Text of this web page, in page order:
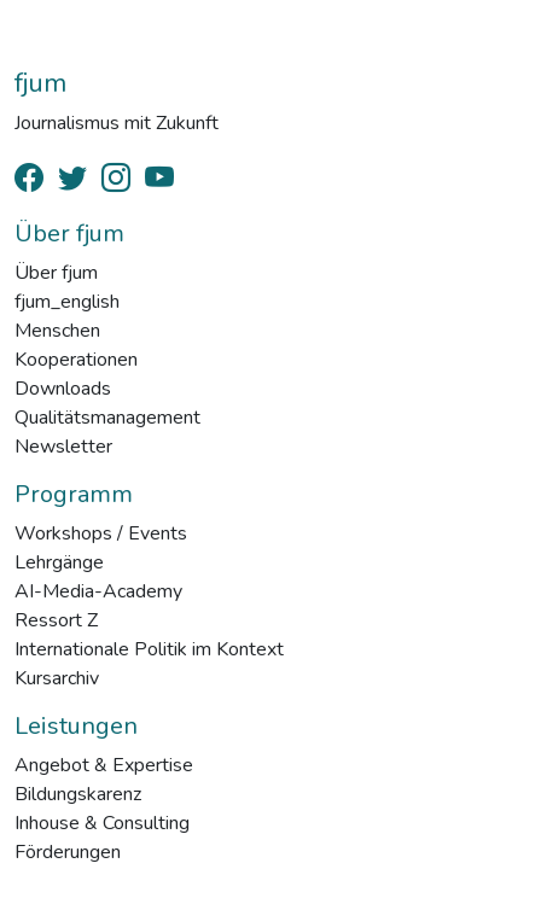
fjum
Journalismus mit Zukunft
Über fjum
Über fjum
fjum_english
Menschen
Kooperationen
Downloads
Qualitätsmanagement
Newsletter
Programm
Workshops / Events
Lehrgänge
AI-Media-Academy
Ressort Z
Internationale Politik im Kontext
Kursarchiv
Leistungen
Angebot & Expertise
Bildungskarenz
Inhouse & Consulting
Förderungen